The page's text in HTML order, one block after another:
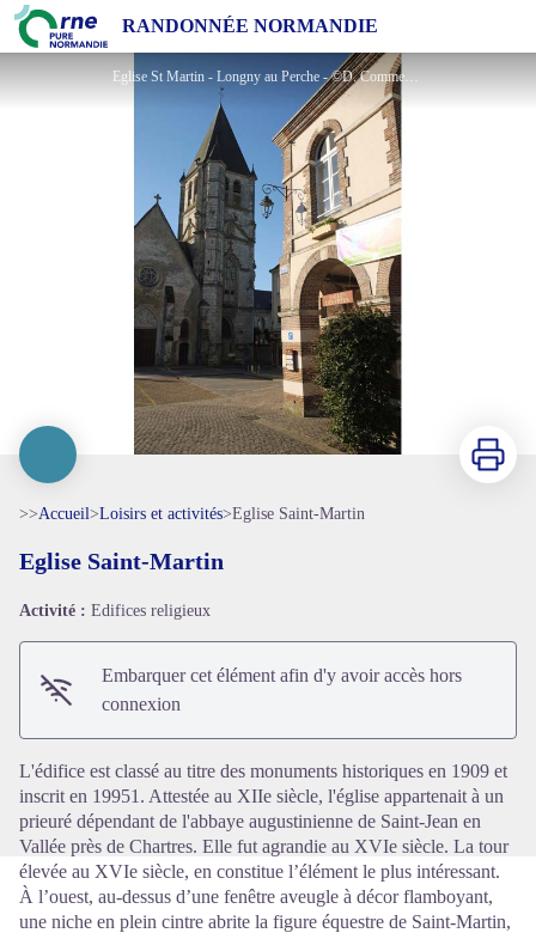
RANDONNÉE NORMANDIE
Eglise Saint-Martin
Eglise St Martin - Longny au Perche - ©D. Commenchal
Voir l'image en plein écran
Imprimer
>>Accueil>Loisirs et activités>Eglise Saint-Martin
Eglise Saint-Martin
Activité : Edifices religieux
Embarquer cet élément afin d'y avoir accès hors
connexion
L'édifice est classé au titre des monuments historiques en 1909 et
inscrit en 19951. Attestée au XIIe siècle, l'église appartenait à un
prieuré dépendant de l'abbaye augustinienne de Saint-Jean en
Vallée près de Chartres. Elle fut agrandie au XVIe siècle. La tour
élevée au XVIe siècle, en constitue l’élément le plus intéressant.
À l’ouest, au-dessus d’une fenêtre aveugle à décor flamboyant,
une niche en plein cintre abrite la figure équestre de Saint-Martin,